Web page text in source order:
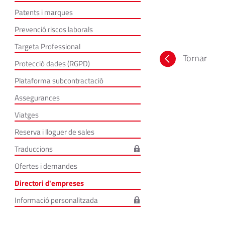
Patents i marques
Prevenció riscos laborals
Targeta Professional
Protecció dades (RGPD)
Plataforma subcontractació
Assegurances
Viatges
Reserva i lloguer de sales
Traduccions
Ofertes i demandes
Directori d'empreses
Informació personalitzada
Tornar